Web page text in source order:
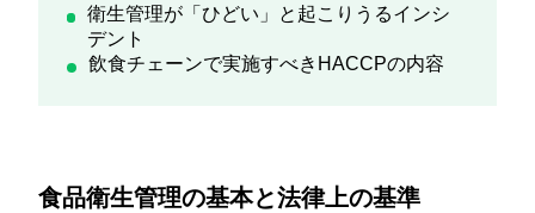
衛生管理が「ひどい」と起こりうるインシ
デント
飲食チェーンで実施すべきHACCPの内容
食品衛生管理の基本と法律上の基準